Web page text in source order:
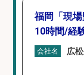
福岡「現
10時間/経
会社名 広